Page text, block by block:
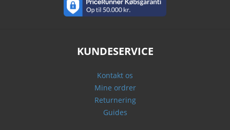
KUNDESERVICE
Kontakt os
Mine ordrer
Returnering
Guides